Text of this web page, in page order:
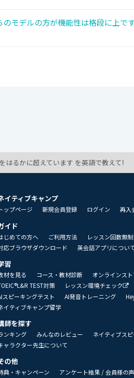
モデルの方が機能性は格段に上で
はるかに超えています を英語で教えて!
イティブキャンプ
ップページ 新規会員登録 ログイン 再入
イド
じめての方へ ご利用方法 レッスン回数無
応ブラウザダウンロード
英会話アプリについ
習
材を見る コース・教材診断 オンラインス
TEST対策
レッスン環境チェック
スピーキングテスト
AI発音トレーニング
イティブキャンプ留学
師を探す
ンキング みんなのレビュー ネイティブス
ャラクター先生について
の他
典・キャンペーン アンケート結果 / 会員様の声